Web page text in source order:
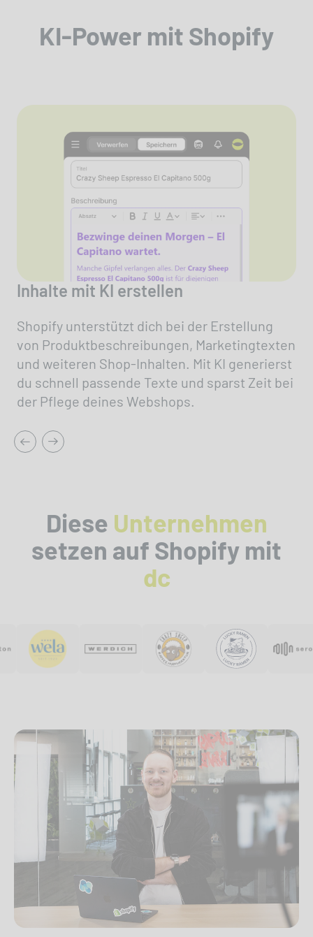
KI-Power mit Shopify
Inhalte mit KI erstellen
Shopify unterstützt dich bei der Erstellung
von Produktbeschreibungen, Marketingtexten
und weiteren Shop-Inhalten. Mit KI generierst
du schnell passende Texte und sparst Zeit bei
der Pflege deines Webshops.
Diese Unternehmen
setzen auf Shopify mit
dc